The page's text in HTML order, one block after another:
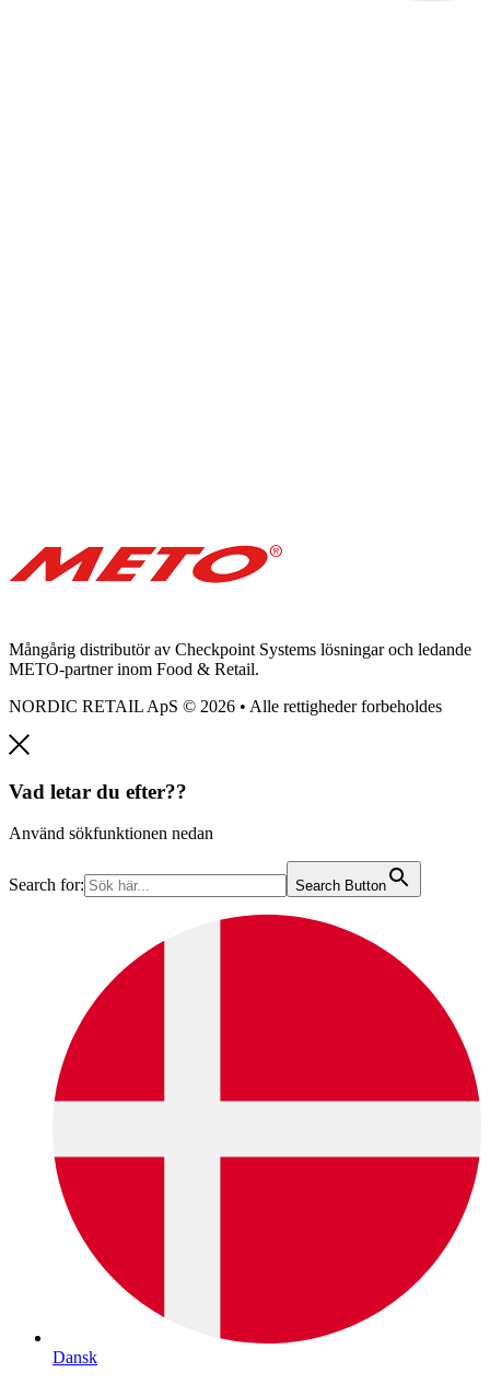
Mångårig distributör av Checkpoint Systems lösningar och ledande
METO-partner inom Food & Retail.
NORDIC RETAIL ApS © 2026 • Alle rettigheder forbeholdes
Vad letar du efter??
Använd sökfunktionen nedan
Search for: Search Button
Dansk